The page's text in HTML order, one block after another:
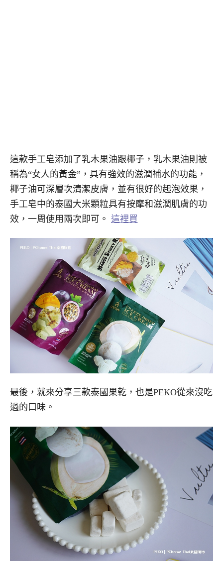
這款手工皂添加了乳木果油跟椰子，乳木果油則被
稱為“女人的黃金”，具有強效的滋潤補水的功能，
椰子油可深層次清潔皮膚，並有很好的起泡效果，
手工皂中的泰國大米顆粒具有按摩和滋潤肌膚的功
效，一周使用兩次即可。 這裡買
最後，就來分享三款泰國果乾，也是PEKO從來沒吃
過的口味。